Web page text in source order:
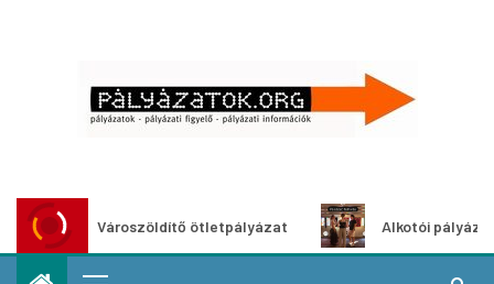
Városzöldítő ötletpályázat Alkotói pályázat